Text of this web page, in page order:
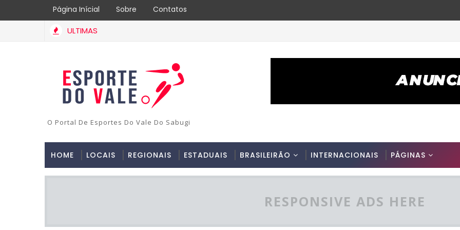
Página Inícial Sobre Contatos
ULTIMAS
O Portal De Esportes Do Vale Do Sabugi
HOME LOCAIS REGIONAIS ESTADUAIS BRASILEIRÃO INTERNACIONAIS PÁGINAS
RESPONSIVE ADS HERE